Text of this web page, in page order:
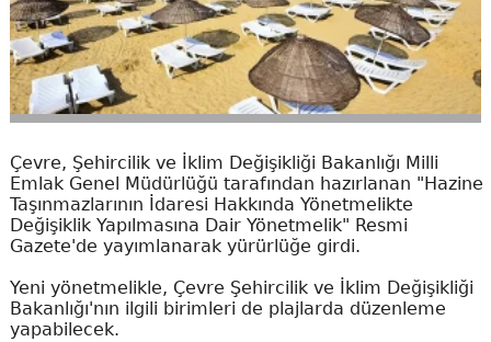
Çevre, Şehircilik ve İklim Değişikliği Bakanlığı Milli
Emlak Genel Müdürlüğü tarafından hazırlanan "Hazine
Taşınmazlarının İdaresi Hakkında Yönetmelikte
Değişiklik Yapılmasına Dair Yönetmelik" Resmi
Gazete'de yayımlanarak yürürlüğe girdi.
Yeni yönetmelikle, Çevre Şehircilik ve İklim Değişikliği
Bakanlığı'nın ilgili birimleri de plajlarda düzenleme
yapabilecek.